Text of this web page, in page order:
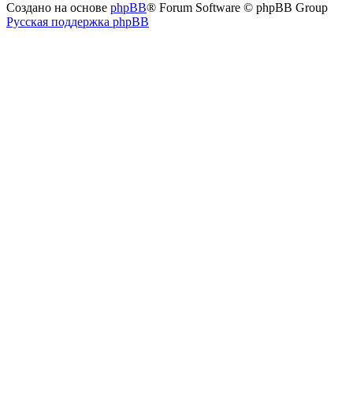
Создано на основе phpBB® Forum Software © phpBB Group
Русская поддержка phpBB